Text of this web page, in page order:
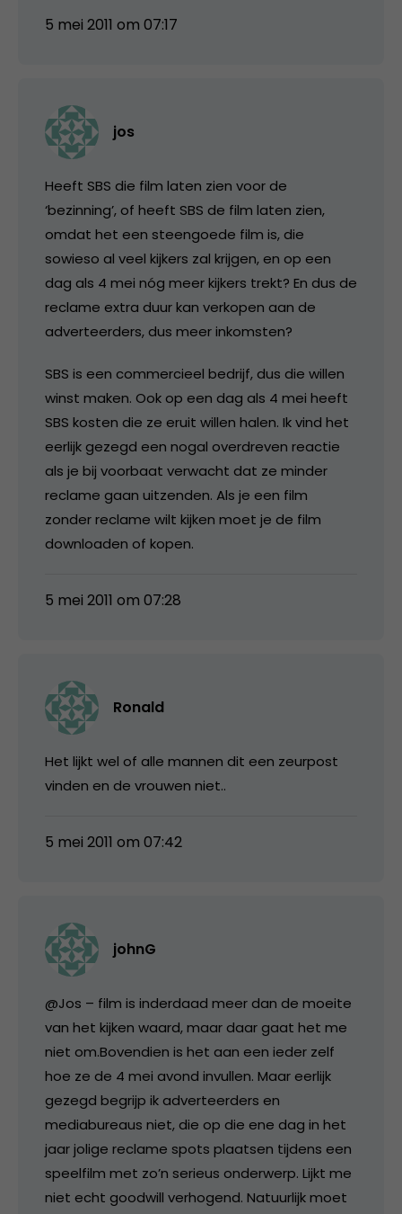
5 mei 2011 om 07:17
jos
Heeft SBS die film laten zien voor de
‘bezinning’, of heeft SBS de film laten zien,
omdat het een steengoede film is, die
sowieso al veel kijkers zal krijgen, en op een
dag als 4 mei nóg meer kijkers trekt? En dus de
reclame extra duur kan verkopen aan de
adverteerders, dus meer inkomsten?
SBS is een commercieel bedrijf, dus die willen
winst maken. Ook op een dag als 4 mei heeft
SBS kosten die ze eruit willen halen. Ik vind het
eerlijk gezegd een nogal overdreven reactie
als je bij voorbaat verwacht dat ze minder
reclame gaan uitzenden. Als je een film
zonder reclame wilt kijken moet je de film
downloaden of kopen.
5 mei 2011 om 07:28
Ronald
Het lijkt wel of alle mannen dit een zeurpost
vinden en de vrouwen niet..
5 mei 2011 om 07:42
johnG
@Jos – film is inderdaad meer dan de moeite
van het kijken waard, maar daar gaat het me
niet om.Bovendien is het aan een ieder zelf
hoe ze de 4 mei avond invullen. Maar eerlijk
gezegd begrijp ik adverteerders en
mediabureaus niet, die op die ene dag in het
jaar jolige reclame spots plaatsen tijdens een
speelfilm met zo’n serieus onderwerp. Lijkt me
niet echt goodwill verhogend. Natuurlijk moet